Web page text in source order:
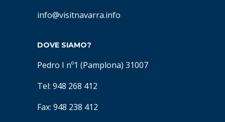
info@visitnavarra.info
DOVE SIAMO?
Pedro I nº1 (Pamplona) 31007
Tel: 948 268 412
Fax: 948 238 412